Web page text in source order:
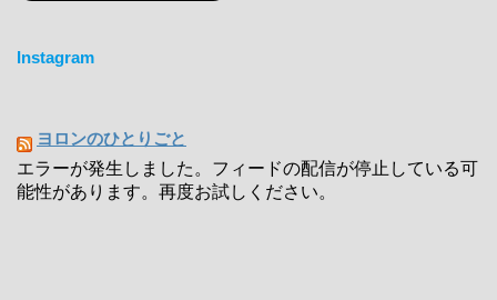
Instagram
ヨロンのひとりごと
エラーが発生しました。フィードの配信が停止している可
能性があります。再度お試しください。